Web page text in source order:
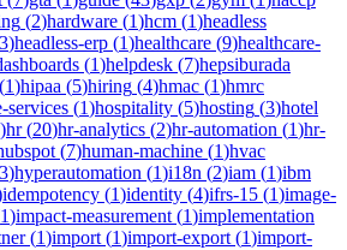
(2)hardware (1)hcm (1)headless
3)headless-erp (1)healthcare (9)healthcare-
(1)helpdesk (7)hepsiburada
(1)hipaa (5)hiring (4)hmac (1)hmrc
services (1)hospitality (5)hosting (3)hotel
)hr(20)hr-analytics (2)hr-automation (1)hr-
(7)human-machine (1)hvac
3)hyperautomation (1)i18n (2)iam (1)ibm
idempotency (1)identity (4)ifrs-15 (1)image-
1)impact-measurement (1)implementation
(1)import (1)import-export (1)import-